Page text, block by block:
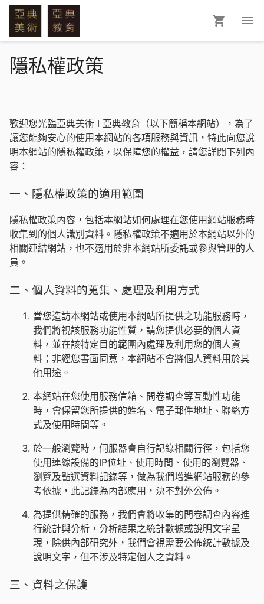
隱私權政策
歡迎您光臨亞典美術 I 亞典教育 （以下簡稱本網站），為了
讓您能夠安心的使用本網站的各項服務與資訊，特此向您說
明本網站的隱私權政策，以保障您的權益，請您詳閱下列內
容：
一、隱私權政策的適用範圍
隱私權政策內容，包括本網站如何處理在您使用網站服務時
收集到的個人識別資料。隱私權政策不適用於本網站以外的
相關連結網站，也不適用於非本網站所委託或參與管理的人
員。
二、個人資料的蒐集、處理及利用方式
當您造訪本網站或使用本網站所提供之功能服務時，
我們將視該服務功能性質，請您提供必要的個人資
料，並在該特定目的範圍內處理及利用您的個人資
料；非經您書面同意，本網站不會將個人資料用於其
他用途。
本網站在您使用服務信箱、問卷調查等互動性功能
時，會保留您所提供的姓名、電子郵件地址、聯絡方
式及使用時間等。
於一般瀏覽時，伺服器會自行記錄相關行徑，包括您
使用連線設備的IP位址、使用時間、使用的瀏覽器、
瀏覽及點選資料記錄等，做為我們增進網站服務的參
考依據，此記錄為內部應用，決不對外公佈。
為提供精確的服務，我們會將收集的問卷調查內容進
行統計與分析，分析結果之統計數據或說明文字呈
現，除供內部研究外，我們會視需要公佈統計數據及
說明文字，但不涉及特定個人之資料。
三、資料之保護